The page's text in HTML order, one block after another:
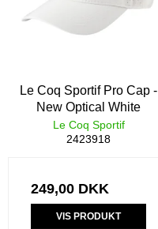
Le Coq Sportif Pro Cap -
New Optical White
Le Coq Sportif
2423918
249,00 DKK
VIS PRODUKT